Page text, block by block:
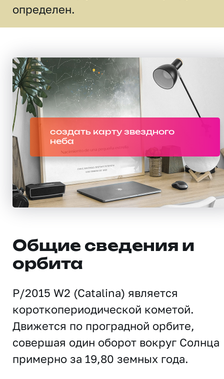
определен.
создать карту звездного
неба
Общие сведения и
орбита
P/2015 W2 (Catalina) является
короткопериодической кометой.
Движется по проградной орбите,
совершая один оборот вокруг Солнца
примерно за 19,80 земных года.